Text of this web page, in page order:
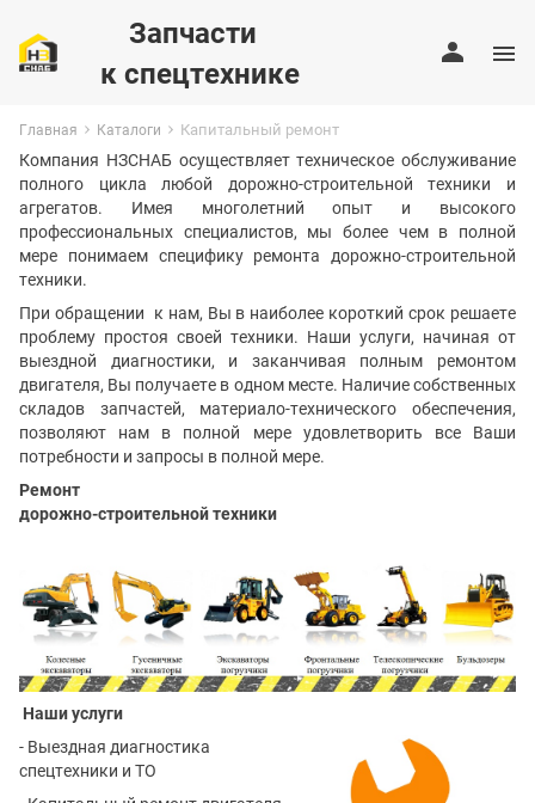
Запчасти
к спецтехнике
Главная Каталоги Капитальный ремонт
Компания НЗСНАБ осуществляет техническое обслуживание
полного цикла любой дорожно-строительной техники и
агрегатов. Имея многолетний опыт и высокого
профессиональных специалистов, мы более чем в полной
мере понимаем специфику ремонта дорожно-строительной
техники.
При обращении к нам, Вы в наиболее короткий срок решаете
проблему простоя своей техники. Наши услуги, начиная от
выездной диагностики, и заканчивая полным ремонтом
двигателя, Вы получаете в одном месте. Наличие собственных
складов запчастей, материало-технического обеспечения,
позволяют нам в полной мере удовлетворить все Ваши
потребности и запросы в полной мере.
Ремонт
дорожно-строительной техники
Наши услуги
- Выездная диагностика
спецтехники и ТО